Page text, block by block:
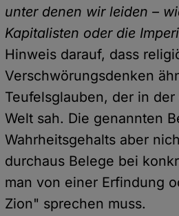
unter denen wir leiden –
Kapitalisten oder die
Hinweis darauf, dass
Verschwörungsdenken
Teufelsglauben, der in
Welt sah. Die genannten
Wahrheitsgehalts aber
durchaus Belege bei
man von einer Erfindung
Zion" sprechen muss.